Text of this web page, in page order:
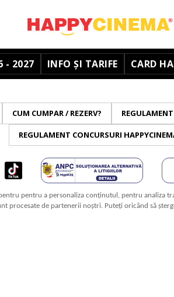
- 2027 INFO ȘI TARIFE CARD
CUM CUMPAR / REZERV?
REGULAMENT CONCURSURI
pentru a personaliza conținutul, pentru analiza
procesate de partenerii noștri. Puteți oricând să